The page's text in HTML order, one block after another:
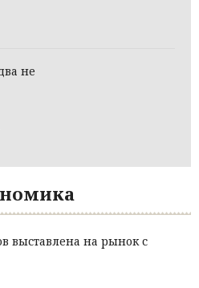
не
выставлена на рынок с